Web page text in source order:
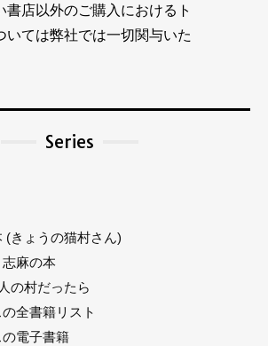
書店以外のご購入におけるト
いては弊社では一切関与いた
Series
(きょうの猫村さん)
麻の本
の村だったら
全書籍リスト
電子書籍